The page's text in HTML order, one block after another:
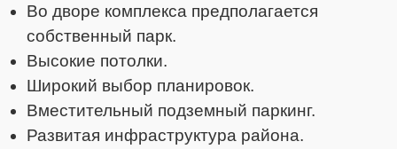
Во дворе комплекса предполагается
собственный парк.
Высокие потолки.
Широкий выбор планировок.
Вместительный подземный паркинг.
Развитая инфраструктура района.